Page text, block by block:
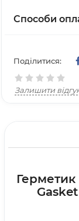
Способи
Поділитися:
Залишити